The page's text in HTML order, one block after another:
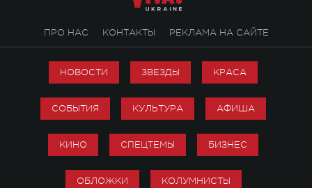
ПРО НАС КОНТАКТЫ РЕКЛАМА НА САЙТЕ
НОВОСТИ ЗВЕЗДЫ КРАСА
СОБЫТИЯ КУЛЬТУРА АФИША
КИНО СПЕЦТЕМЫ БИЗНЕС
ОБЛОЖКИ КОЛУМНИСТЫ